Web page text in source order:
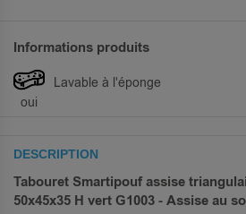
Informations produits
oui
Lavable à l'éponge
DESCRIPTION
Tabouret Smartipouf assise
50x45x35 H vert G1003 - Assise au